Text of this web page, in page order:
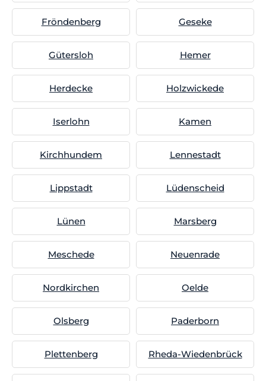
Fröndenberg Geseke
Gütersloh Hemer
Herdecke Holzwickede
Iserlohn Kamen
Kirchhundem Lennestadt
Lippstadt Lüdenscheid
Lünen Marsberg
Meschede Neuenrade
Nordkirchen Oelde
Olsberg Paderborn
Plettenberg Rheda-Wiedenbrück